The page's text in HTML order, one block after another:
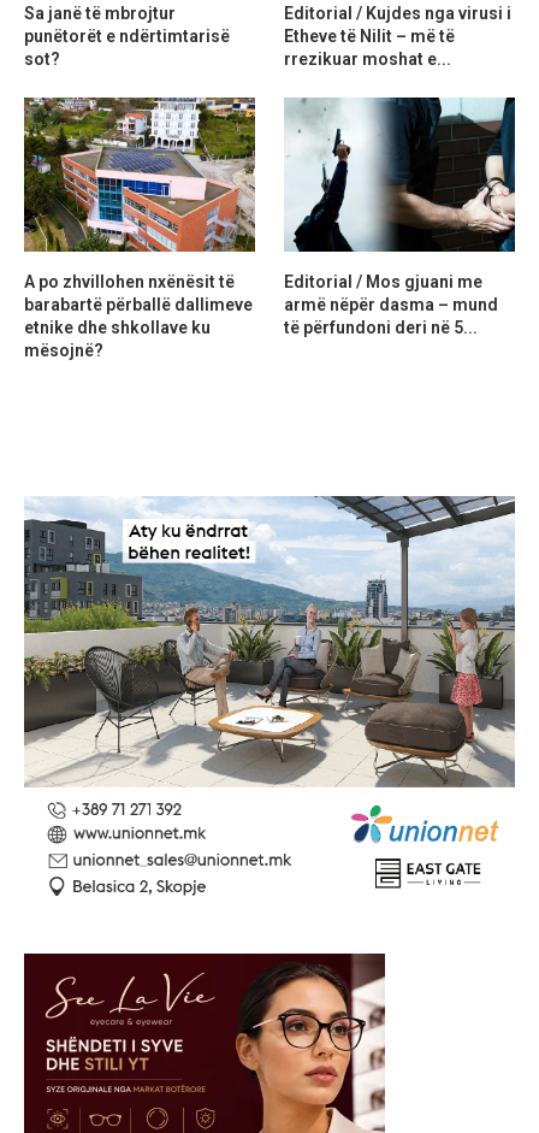
Sa janë të mbrojtur
punëtorët e ndërtimtarisë
sot?
Editorial / Kujdes nga virusi i
Etheve të Nilit – më të
rrezikuar moshat e...
A po zhvillohen nxënësit të
barabartë përballë dallimeve
etnike dhe shkollave ku
mësojnë?
Editorial / Mos gjuani me
armë nëpër dasma – mund
të përfundoni deri në 5...